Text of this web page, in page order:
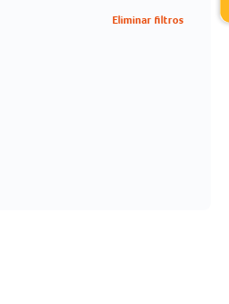
Eliminar filtros